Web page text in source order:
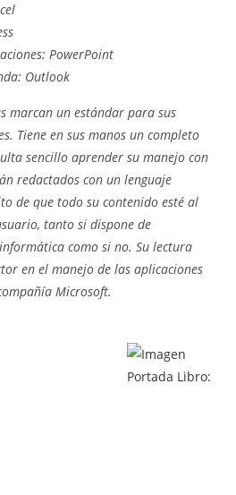
PowerPoint
Outlook
marcan un estándar para sus
Tiene en sus manos un completo
sencillo aprender su manejo con
redactados con un lenguaje
de que todo su contenido esté al
tanto si dispone de
como si no. Su lectura
en el manejo de las aplicaciones
Microsoft.